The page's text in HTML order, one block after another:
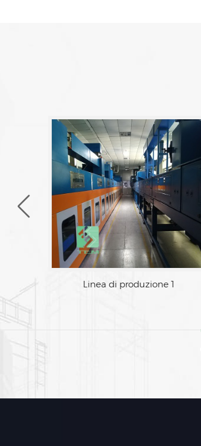
Linea di produzione 1